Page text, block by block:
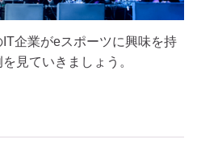
企業がeスポーツに興味を持
見ていきましょう。